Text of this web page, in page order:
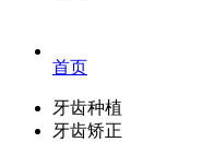
首页
牙齿种植
牙齿矫正